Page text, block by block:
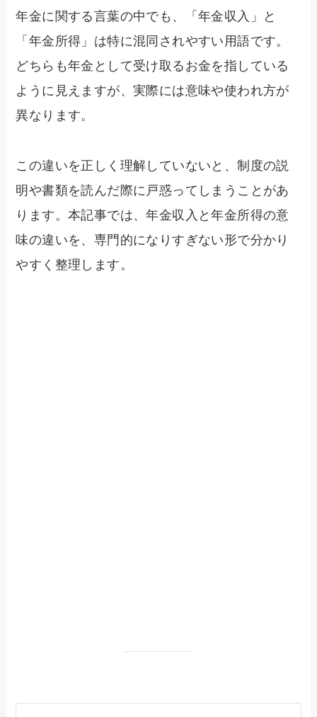
年金に関する言葉の中でも、「年金収入」と
「年金所得」は特に混同されやすい用語です。
どちらも年金として受け取るお金を指している
ように見えますが、実際には意味や使われ方が
異なります。
この違いを正しく理解していないと、制度の説
明や書類を読んだ際に戸惑ってしまうことがあ
ります。本記事では、年金収入と年金所得の意
味の違いを、専門的になりすぎない形で分かり
やすく整理します。